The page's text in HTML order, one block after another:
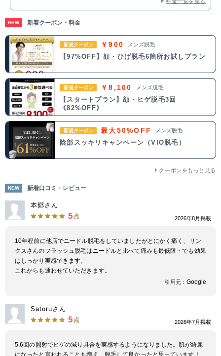
NEW 新着クーポン・料金
新規クーポン ￥900 メンズ脱毛
【97%OFF】顔・ひげ脱毛6箇所お試しプラン
新規クーポン ￥8,100 メンズ脱毛
【スタートプラン】顔・ヒゲ脱毛3回
《82%OFF》
新規クーポン 最大50%OFF メンズ脱毛
陰部スッキリキャンペーン（VIO脱毛）
クーポンをもっと見る
NEW 新着口コミ・レビュー
本郷さん
5 点 2026年8月掲載
10年程前に他店でニードル脱毛をしていましたがとにかく痛く、リン
クスさんのフラッシュ脱毛はニードルと比べて痛みも最低限・でも効果
はしっかり実感できます。
これからも通わせていただきます。
引用元： Google
Satoruさん
5 点 2026年7月掲載
5,6回の照射でヒゲの減り具合を実感するようになりました。肌が綺麗
になったと言われることも増え、脱毛して良かったと思っています！